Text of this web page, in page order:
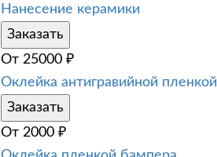
Нанесение керамики
Заказать
От 25000 ₽
Оклейка антигравийной пленкой
Заказать
От 2000 ₽